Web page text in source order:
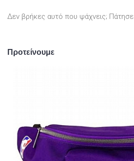
Δεν βρήκες αυτό που ψάχνεις; Πάτησε
Προτείνουμε